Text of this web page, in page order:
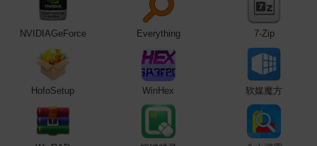
NVIDIAGeForce Everything 7-Zip
HofoSetup WinHex 软媒魔方